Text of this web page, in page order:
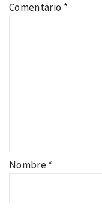
Comentario *
Nombre*